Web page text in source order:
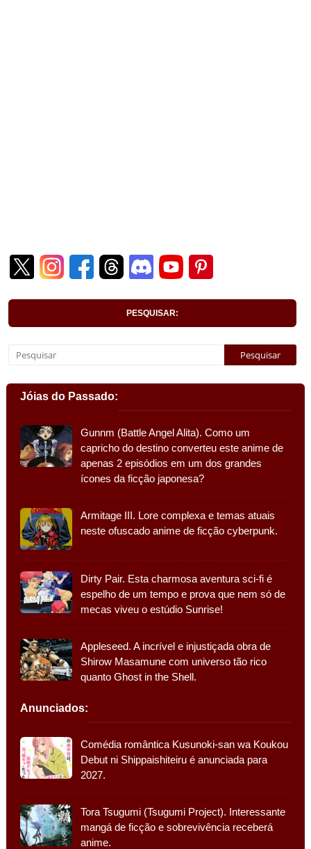
PESQUISAR:
Jóias do Passado:
Gunnm (Battle Angel Alita). Como um
capricho do destino converteu este anime de
apenas 2 episódios em um dos grandes
ícones da ficção japonesa?
Armitage III. Lore complexa e temas atuais
neste ofuscado anime de ficção cyberpunk.
Dirty Pair. Esta charmosa aventura sci-fi é
espelho de um tempo e prova que nem só de
mecas viveu o estúdio Sunrise!
Appleseed. A incrível e injustiçada obra de
Shirow Masamune com universo tão rico
quanto Ghost in the Shell.
Anunciados:
Comédia romântica Kusunoki-san wa Koukou
Debut ni Shippaishiteiru é anunciada para
2027.
Tora Tsugumi (Tsugumi Project). Interessante
mangá de ficção e sobrevivência receberá
anime.